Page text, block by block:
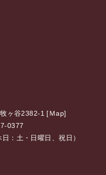
ヶ谷2382-1 [Ｍap]
0377
：土・日曜日、祝日）